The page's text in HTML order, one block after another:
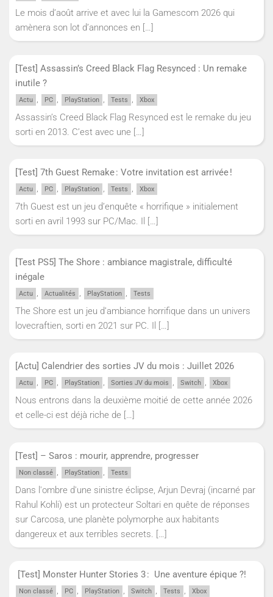
Le mois d’août arrive et avec lui la Gamescom 2026 qui
amènera son lot d’annonces en […]
[Test] Assassin’s Creed Black Flag Resynced : Un remake
inutile ?
Actu , PC , PlayStation , Tests , Xbox
Assassin’s Creed Black Flag Resynced est le remake du jeu
sorti en 2013. C’est avec une […]
[Test] 7th Guest Remake : Votre invitation est arrivée !
Actu , PC , PlayStation , Tests , Xbox
7th Guest est un jeu d’enquête « horrifique » initialement
sorti en avril 1993 sur PC/Mac. Il
[…]
[Test PS5] The Shore : ambiance magistrale, difficulté
inégale
Actu , Actualités , PlayStation , Tests
The Shore est un jeu d’ambiance horrifique dans un univers
lovecraftien, sorti en 2021 sur PC. Il […]
[Actu] Calendrier des sorties JV du mois : Juillet 2026
Actu , PC , PlayStation , Sorties JV du mois , Switch , Xbox
Nous entrons dans la deuxième moitié de cette année 2026
et celle-ci est déjà riche de […]
[Test] – Saros : mourir, apprendre, progresser
Non classé , PlayStation , Tests
Dans l'ombre d'une sinistre éclipse, Arjun Devraj (incarné par
Rahul Kohli) est un protecteur Soltari en quête de réponses
sur Carcosa, une planète polymorphe aux habitants
dangereux et aux terribles secrets. […]
[Test] Monster Hunter Stories 3 : Une aventure épique ?!
Non classé , PC , PlayStation , Switch , Tests , Xbox